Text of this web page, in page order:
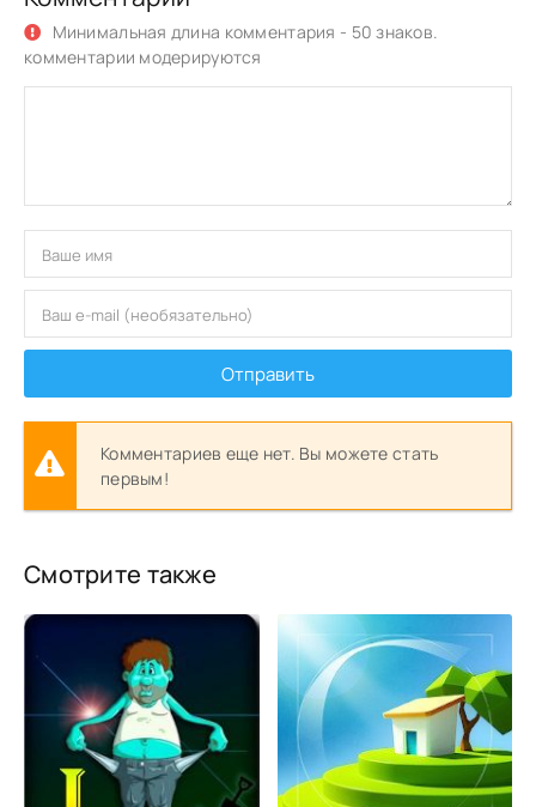
Минимальная длина комментария - 50 знаков.
комментарии модерируются
Отправить
Комментариев еще нет. Вы можете стать
первым!
Смотрите также